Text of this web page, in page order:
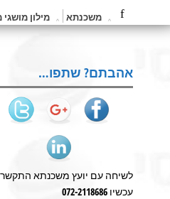
משכנתא מילון
אהבתם? שתפו…
לשיחה עם יועץ משכנתא
עכשיו 072-2118686